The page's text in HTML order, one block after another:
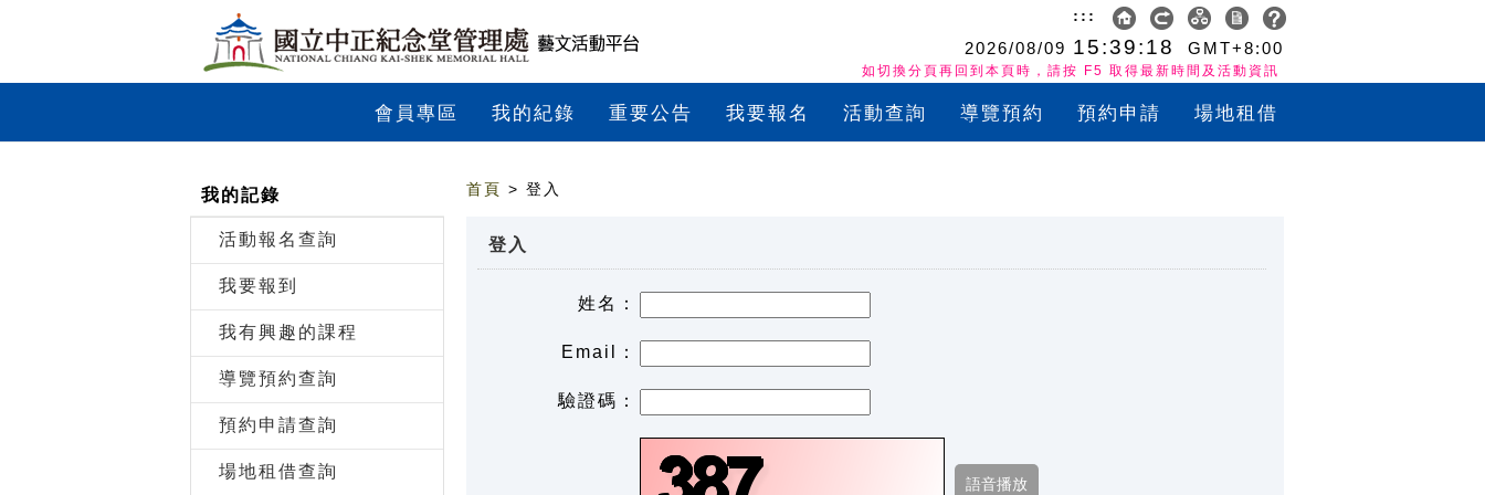
前往首頁
:::
2026/08/09 15:39:18 GMT+8:00
如切換分頁再回到本頁時，請按 F5 取得最新時間及活動資訊
會員專區 我的紀錄 重要公告 我要報名 活動查詢 導覽預約 預約申請 場地租借
我的記錄
活動報名查詢
我要報到
我有興趣的課程
導覽預約查詢
預約申請查詢
場地租借查詢
首頁 > 登入
登入
姓名：
Email：
驗證碼：